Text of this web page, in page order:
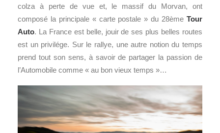
colza à perte de vue et, le massif du Morvan, ont
composé la principale « carte postale » du 28ème Tour
Auto. La France est belle, jouir de ses plus belles routes
est un privilége. Sur le rallye, une autre notion du temps
prend tout son sens, à savoir de partager la passion de
l’Automobile comme « au bon vieux temps »…